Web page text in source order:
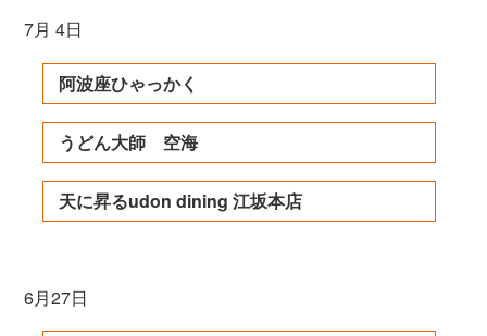
7月 4日
阿波座ひゃっかく
うどん大師 空海
天に昇るudon dining 江坂本店
6月27日